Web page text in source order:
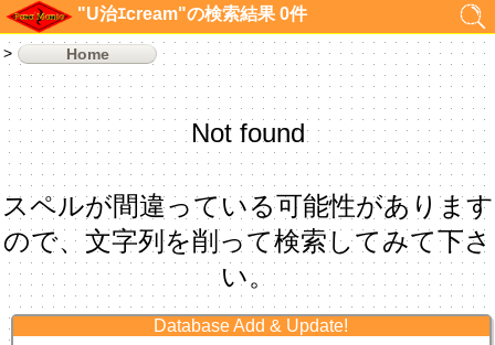
"U治ｴcream"の検索結果 0件
Home
Not found
スペルが間違っている可能性があります
ので、文字列を削って検索してみて下さ
い。
Database Add & Update!